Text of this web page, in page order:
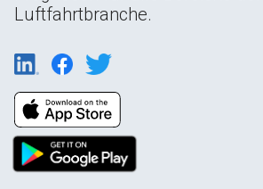
Luftfahrtbranche.